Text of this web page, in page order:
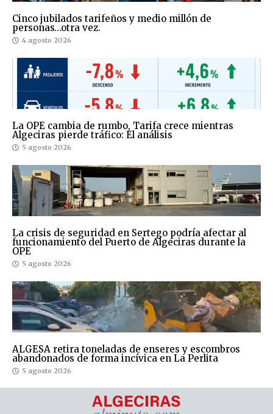
Cinco jubilados tarifeños y medio millón de
personas…otra vez.
4 agosto 2026
La OPE cambia de rumbo, Tarifa crece mientras
Algeciras pierde tráfico: El análisis
5 agosto 2026
La crisis de seguridad en Sertego podría afectar al
funcionamiento del Puerto de Algeciras durante la
OPE
5 agosto 2026
ALGESA retira toneladas de enseres y escombros
abandonados de forma incívica en La Perlita
5 agosto 2026